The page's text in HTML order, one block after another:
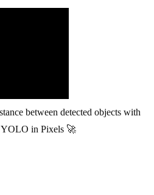
between detected objects with
in Pixels 🚀